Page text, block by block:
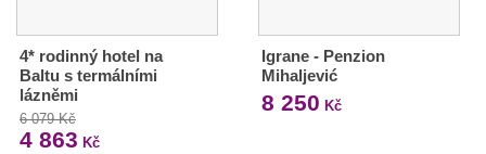
4* rodinný hotel na
Baltu s termálními
lázněmi
6 079 Kč
4 863 Kč
Igrane - Penzion
Mihaljević
8 250 Kč